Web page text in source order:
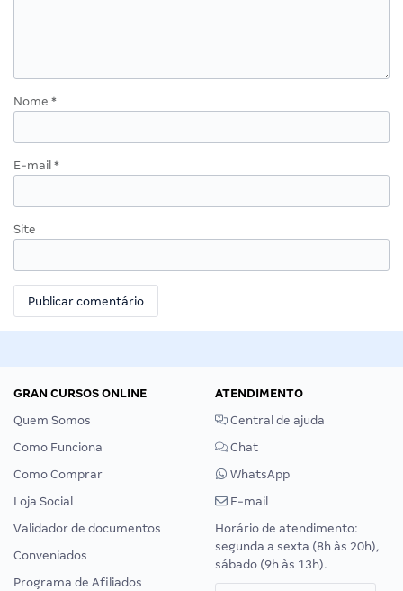
Nome *
E-mail *
Site
GRAN CURSOS ONLINE
Quem Somos
Como Funciona
Como Comprar
Loja Social
Validador de documentos
Conveniados
Programa de Afiliados
ATENDIMENTO
Central de ajuda
Chat
WhatsApp
E-mail
Horário de atendimento:
segunda a sexta (8h às 20h),
sábado (9h às 13h).